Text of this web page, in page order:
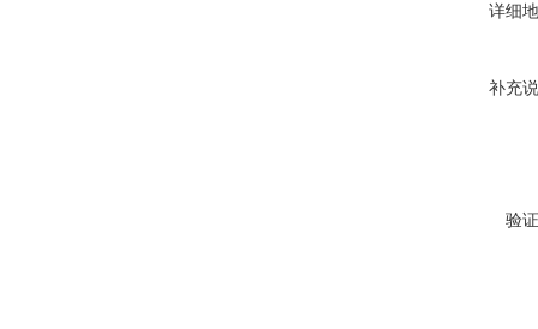
详细
补充
验